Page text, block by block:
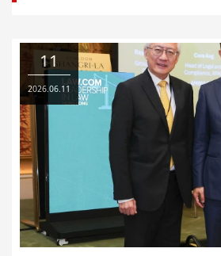
11
2026.06.11